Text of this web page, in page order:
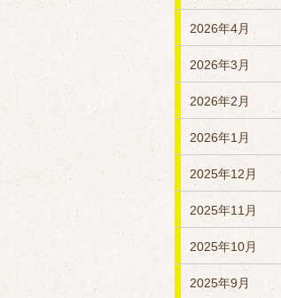
2026年4月
2026年3月
2026年2月
2026年1月
2025年12月
2025年11月
2025年10月
2025年9月